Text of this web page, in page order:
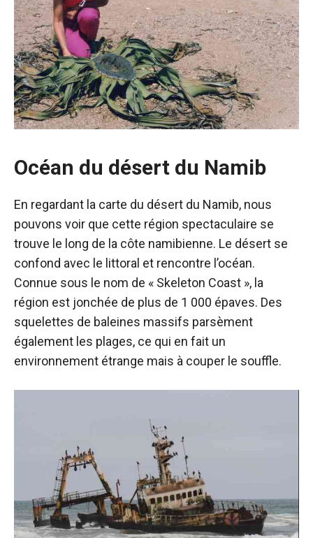
Océan du désert du Namib
En regardant la carte du désert du Namib, nous
pouvons voir que cette région spectaculaire se
trouve le long de la côte namibienne. Le désert se
confond avec le littoral et rencontre l’océan.
Connue sous le nom de « Skeleton Coast », la
région est jonchée de plus de 1 000 épaves. Des
squelettes de baleines massifs parsèment
également les plages, ce qui en fait un
environnement étrange mais à couper le souffle.